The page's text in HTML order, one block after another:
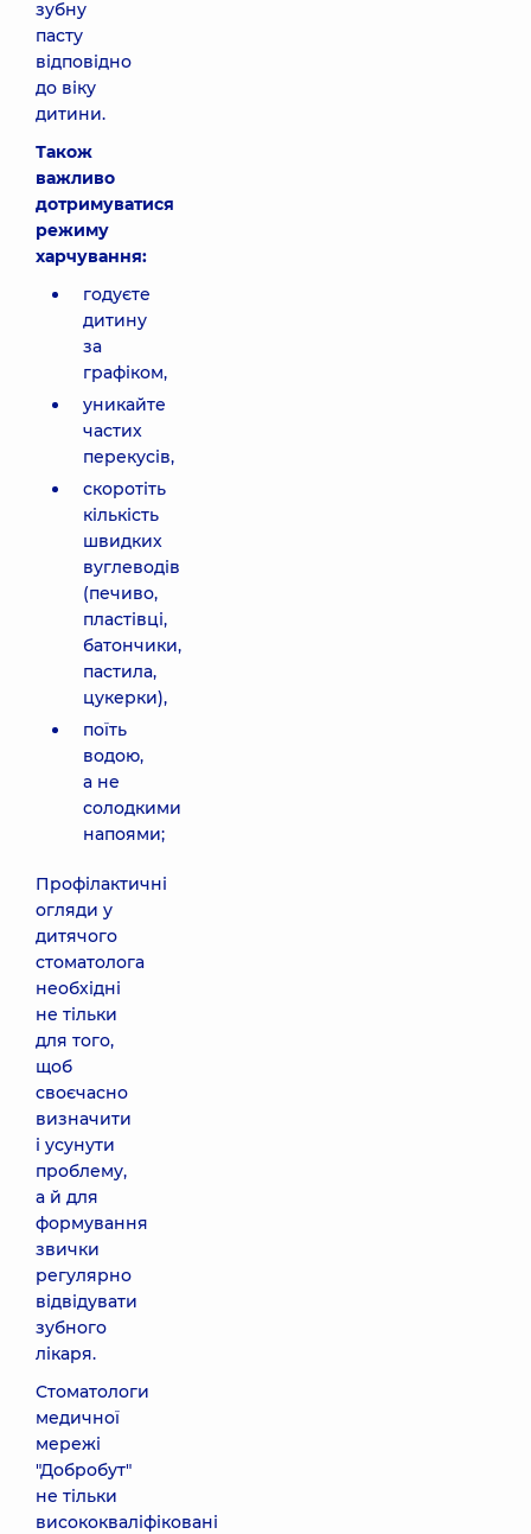
зубну
пасту
відповідно
до віку
дитини.
Також
важливо
дотримуватися
режиму
харчування:
годуєте
дитину
за
графіком,
уникайте
частих
перекусів,
скоротіть
кількість
швидких
вуглеводів
(печиво,
пластівці,
батончики,
пастила,
цукерки),
поїть
водою,
а не
солодкими
напоями;
Профілактичні
огляди у
дитячого
стоматолога
необхідні
не тільки
для того,
щоб
своєчасно
визначити
і усунути
проблему,
а й для
формування
звички
регулярно
відвідувати
зубного
лікаря.
Стоматологи
медичної
мережі
"Добробут"
не тільки
висококваліфіковані